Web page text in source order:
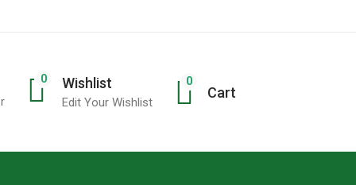
0 Wishlist
Edit Your Wishlist
0
Cart